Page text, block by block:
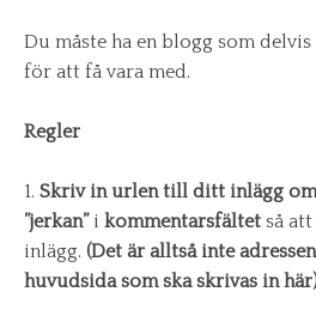
Du måste ha en blogg som
för att få vara med.
Regler
1. Skriv inurlen till ditt inlägg om
”jerkan”i kommentarsfältet så
inlägg. (Det är alltså inte
huvudsida som ska skrivas in